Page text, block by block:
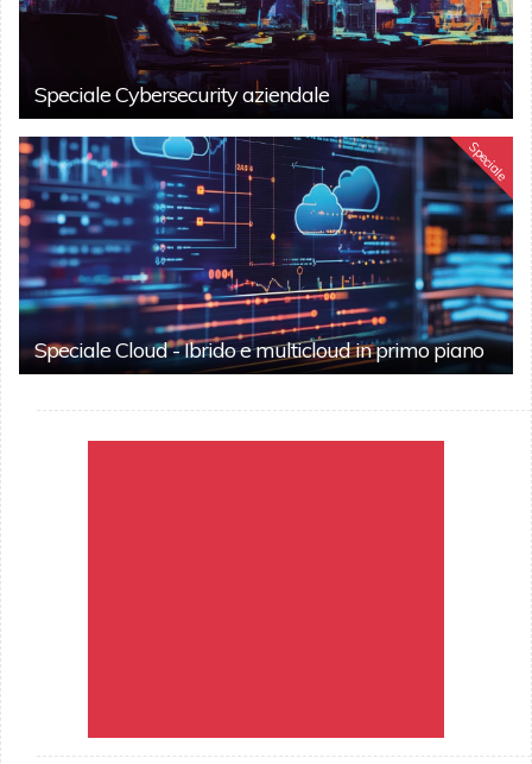
Speciale Cybersecurity aziendale
Speciale
Speciale Cloud - Ibrido e multicloud in primo piano